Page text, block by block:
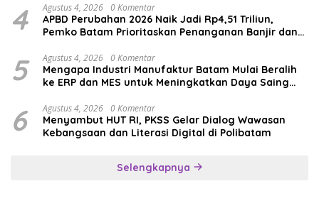
4 Agustus 4, 2026 0 Komentar
APBD Perubahan 2026 Naik Jadi Rp4,51 Triliun,
Pemko Batam Prioritaskan Penanganan Banjir dan
5 Agustus 4, 2026 0 Komentar
Mengapa Industri Manufaktur Batam Mulai Beralih
ke ERP dan MES untuk Meningkatkan Daya Saing
6 Agustus 4, 2026 0 Komentar
Menyambut HUT RI, PKSS Gelar Dialog Wawasan
Kebangsaan dan Literasi Digital di Polibatam
Selengkapnya